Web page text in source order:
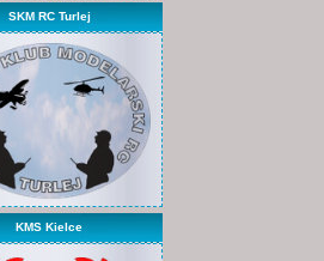
SKM RC Turlej
KMS Kielce